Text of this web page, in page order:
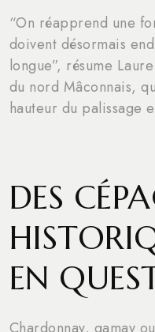
“On réapprend une
doivent désormais
longue”, résume
du nord Mâconnais,
hauteur du palissage
DES
EN